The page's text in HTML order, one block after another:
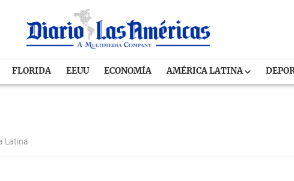
FLORIDA EEUU ECONOMÍA AMÉRICA LATINA
Latina